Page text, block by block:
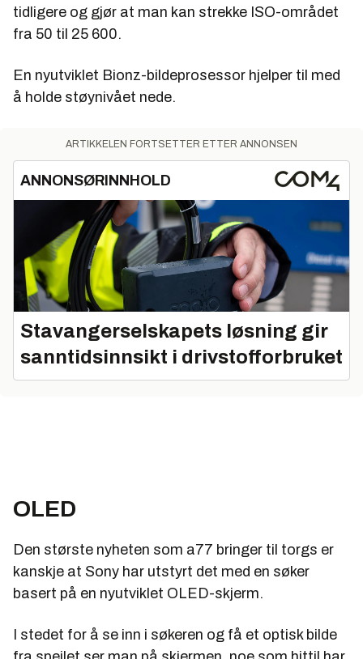
tidligere og gjør at man kan strekke ISO-området
fra 50 til 25 600.
En nyutviklet Bionz-bildeprosessor hjelper til med
å holde støynivået nede.
ARTIKKELEN FORTSETTER ETTER ANNONSEN
ANNONSØRINNHOLD
Stavangerselskapets løsning gir
sanntidsinnsikt i drivstofforbruket
OLED
Den største nyheten som a77 bringer til torgs er
kanskje at Sony har utstyrt det med en søker
basert på en nyutviklet OLED-skjerm.
I stedet for å se inn i søkeren og få et optisk bilde